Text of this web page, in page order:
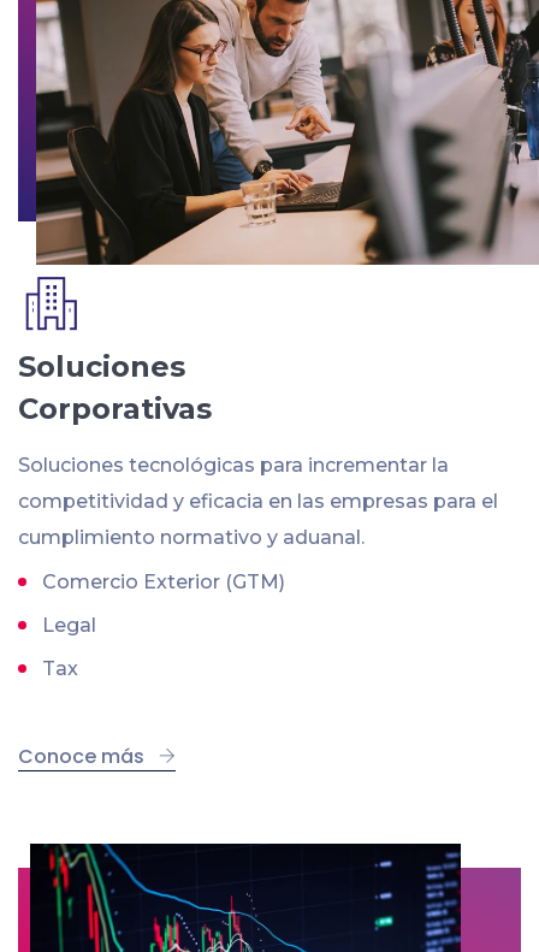
Soluciones
Corporativas
Soluciones tecnológicas para incrementar la
competitividad y eficacia en las empresas para el
cumplimiento normativo y aduanal.
Comercio Exterior (GTM)
Legal
Tax
Conoce más